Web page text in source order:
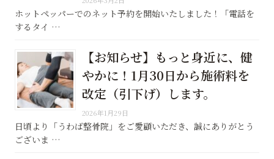
ホットペッパーでのネット予約を開始いたしました！「電話を
するタイ …
【お知らせ】もっと身近に、健
やかに！1月30日から施術料を
改定（引下げ）します。
2026年1月29日
日頃より「うわば整骨院」をご愛顧いただき、誠にありがとう
ございま …